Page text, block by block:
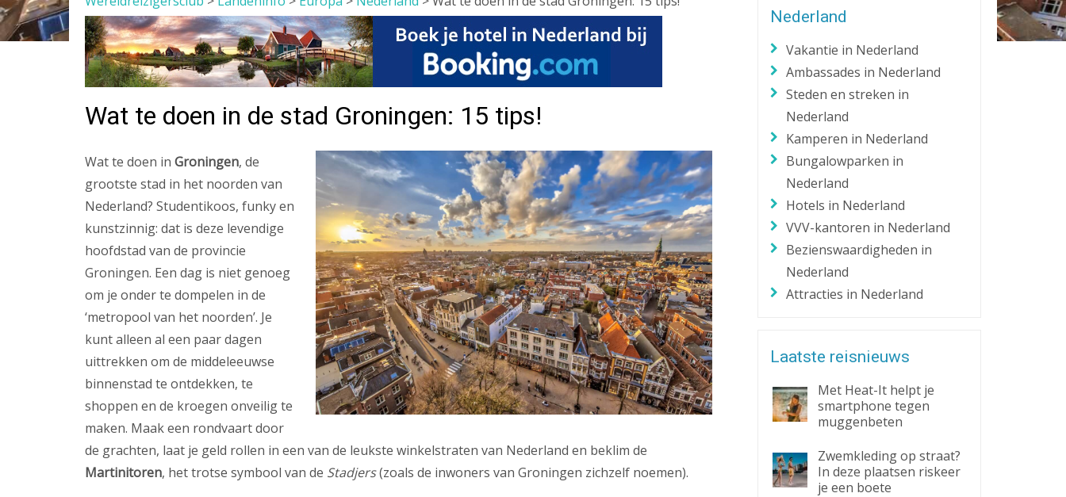
Zaklantaarn
Wat te doen in de stad Groningen: 15 tips!
Wat te doen in Groningen, de
grootste stad in het noorden van
Nederland? Studentikoos, funky en
kunstzinnig: dat is deze levendige
hoofdstad van de provincie
Groningen. Een dag is niet genoeg
om je onder te dompelen in de
‘metropool van het noorden’. Je
kunt alleen al een paar dagen
uittrekken om de middeleeuwse
binnenstad te ontdekken, te
shoppen en de kroegen onveilig te
maken. Maak een rondvaart door
de grachten, laat je geld rollen in een van de leukste winkelstraten van Nederland en beklim de
Martinitoren, het trotse symbool van de Stadjers(zoals de inwoners van Groningen zichzelf noemen).
Nederland
Vakantie in Nederland
Ambassades in Nederland
Steden en streken in
Nederland
Kamperen in Nederland
Bungalowparken in
Nederland
Hotels in Nederland
VVV-kantoren in Nederland
Bezienswaardigheden in
Nederland
Attracties in Nederland
Laatste reisnieuws
Met Heat-It helpt je
smartphone tegen
muggenbeten
Zwemkleding op straat?
In deze plaatsen riskeer
je een boete